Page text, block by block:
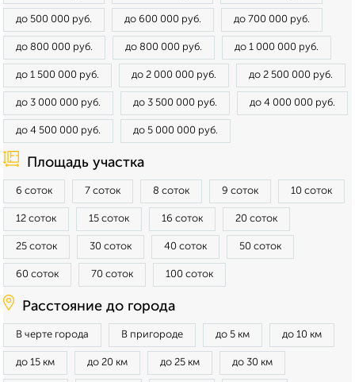
до 500 000 руб. до 600 000 руб. до 700 000 руб.
до 800 000 руб. до 800 000 руб. до 1 000 000 руб.
до 1 500 000 руб. до 2 000 000 руб. до 2 500 000 руб.
до 3 000 000 руб. до 3 500 000 руб. до 4 000 000 руб.
до 4 500 000 руб. до 5 000 000 руб.
Площадь участка
6 соток 7 соток 8 соток 9 соток 10 соток
12 соток 15 соток 16 соток 20 соток
25 соток 30 соток 40 соток 50 соток
60 соток 70 соток 100 соток
Расстояние до города
В черте города В пригороде до 5 км до 10 км
до 15 км до 20 км до 25 км до 30 км